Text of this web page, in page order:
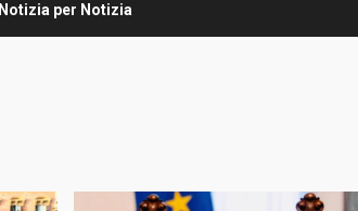
Notizia per Notizia